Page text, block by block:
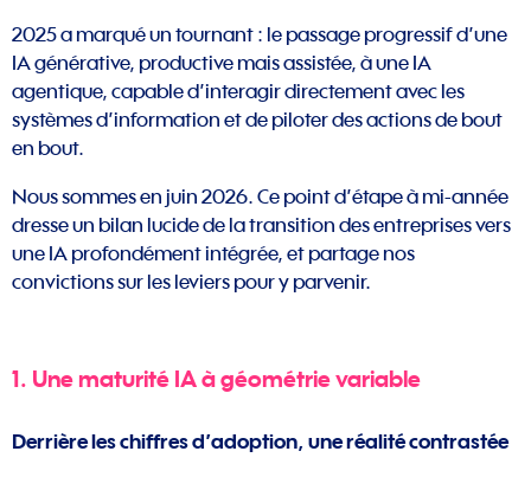
2025 a marqué un tournant : le passage progressif d’une
IA générative, productive mais assistée, à une IA
agentique, capable d’interagir directement avec les
systèmes d’information et de piloter des actions de bout
en bout.
Nous sommes en juin 2026. Ce point d’étape à mi-année
dresse un bilan lucide de la transition des entreprises vers
une IA profondément intégrée, et partage nos
convictions sur les leviers pour y parvenir.
1. Une maturité IA à géométrie variable
Derrière les chiffres d’adoption, uneréalité contrastée